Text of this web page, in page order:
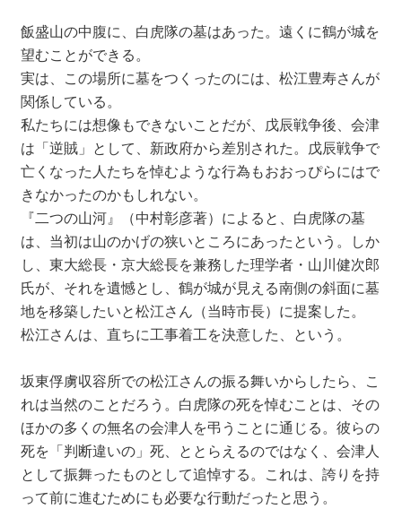
飯盛山の中腹に、白虎隊の墓はあった。遠くに鶴が城を
望むことができる。
実は、この場所に墓をつくったのには、松江豊寿さんが
関係している。
私たちには想像もできないことだが、戊辰戦争後、会津
は「逆賊」として、新政府から差別された。戊辰戦争で
亡くなった人たちを悼むような行為もおおっぴらにはで
きなかったのかもしれない。
『二つの山河』（中村彰彦著）によると、白虎隊の墓
は、当初は山のかげの狭いところにあったという。しか
し、東大総長・京大総長を兼務した理学者・山川健次郎
氏が、それを遺憾とし、鶴が城が見える南側の斜面に墓
地を移築したいと松江さん（当時市長）に提案した。
松江さんは、直ちに工事着工を決意した、という。
坂東俘虜収容所での松江さんの振る舞いからしたら、こ
れは当然のことだろう。白虎隊の死を悼むことは、その
ほかの多くの無名の会津人を弔うことに通じる。彼らの
死を「判断違いの」死、ととらえるのではなく、会津人
として振舞ったものとして追悼する。これは、誇りを持
って前に進むためにも必要な行動だったと思う。